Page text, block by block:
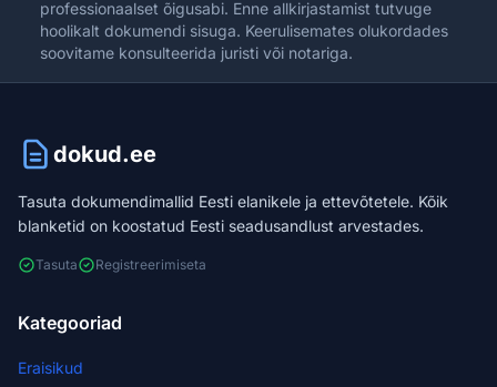
professionaalset õigusabi. Enne allkirjastamist tutvuge
hoolikalt dokumendi sisuga. Keerulisemates olukordades
soovitame konsulteerida juristi või notariga.
dokud.ee
Tasuta dokumendimallid Eesti elanikele ja ettevõtetele. Kõik
blanketid on koostatud Eesti seadusandlust arvestades.
Tasuta Registreerimiseta
Kategooriad
Eraisikud